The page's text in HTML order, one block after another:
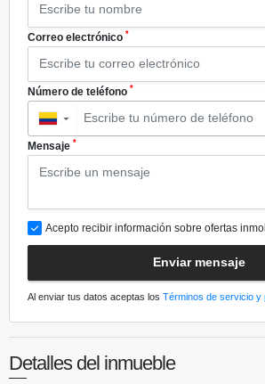
Correo electrónico *
Número de teléfono *
▼
Mensaje *
Acepto recibir información sobre ofertas
Enviar mensaje
Al enviar tus datos aceptas los Términos de servicio y
Detalles del inmueble